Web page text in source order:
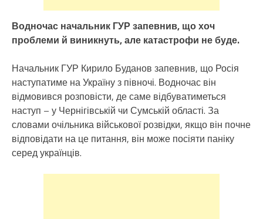
Водночас начальник ГУР запевнив, що хоч
проблеми й виникнуть, але катастрофи не буде.
Начальник ГУР Кирило Буданов запевнив, що Росія
наступатиме на Україну з півночі. Водночас він
відмовився розповісти, де саме відбуватиметься
наступ – у Чернігівській чи Сумській області. За
словами очільника військової розвідки, якщо він почне
відповідати на це питання, він може посіяти паніку
серед українців.